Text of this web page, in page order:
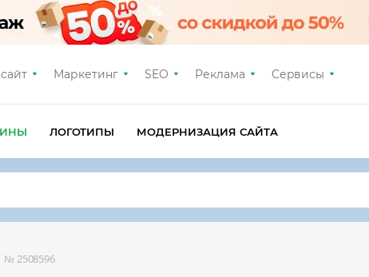
Маркетинг SEO Реклама Сервисы
ЛОГОТИПЫ МОДЕРНИЗАЦИЯ САЙТА
№ 2508596